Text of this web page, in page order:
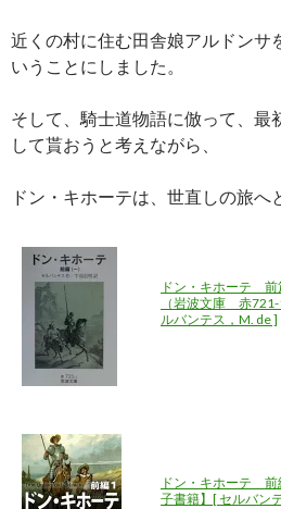
近くの村に住む田舎娘アルドンサ
いうことにしました。
そして、騎士道物語に倣って、最
して貰おうと考えながら、
ドン・キホーテは、世直しの旅へ
ドン・キホーテ 前
（岩波文庫 赤721-
ルバンテス，M. de ]
ドン・キホーテ 前
子書籍】[ セルバン